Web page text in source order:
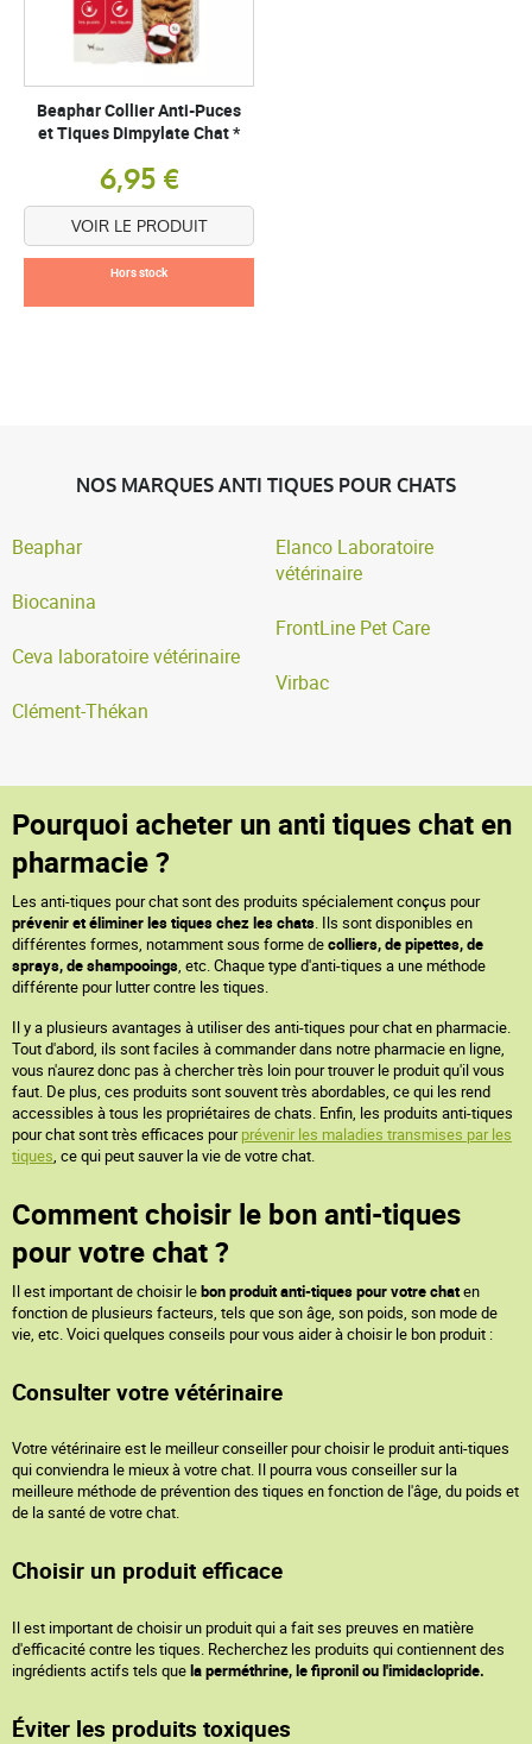
Beaphar Collier Anti-Puces
et Tiques Dimpylate Chat *
6,95 €
VOIR LE PRODUIT
Hors stock
NOS MARQUES ANTI TIQUES POUR CHATS
Beaphar
Biocanina
Ceva laboratoire vétérinaire
Clément-Thékan
Elanco Laboratoire
vétérinaire
FrontLine Pet Care
Virbac
Pourquoi acheter un anti tiques chat en
pharmacie ?
Les anti-tiques pour chat sont des produits spécialement conçus pour
prévenir et éliminer les tiques chez les chats. Ils sont disponibles en
différentes formes, notamment sous forme decolliers, de pipettes, de
sprays, de shampooings, etc. Chaque type d'anti-tiques a une méthode
différente pour lutter contre les tiques.
Il y a plusieurs avantages à utiliser des anti-tiques pour chat en pharmacie.
Tout d'abord, ils sont faciles à commander dans notre pharmacie en ligne,
vous n'aurez donc pas à chercher très loin pour trouver le produit qu'il vous
faut. De plus, ces produits sont souvent très abordables, ce qui les rend
accessibles à tous les propriétaires de chats. Enfin, les produits anti-tiques
pour chat sont très efficaces pourprévenir les maladies transmises par les
tiques, ce qui peut sauver la vie de votre chat.
Comment choisir le bon anti-tiques
pour votre chat ?
Il est important de choisir lebon produit anti-tiques pour votre chaten
fonction de plusieurs facteurs, tels que son âge, son poids, son mode de
vie, etc. Voici quelques conseils pour vous aider à choisir le bon produit :
Consulter votre vétérinaire
Votre vétérinaire est le meilleur conseiller pour choisir le produit anti-tiques
qui conviendra le mieux à votre chat. Il pourra vous conseiller sur la
meilleure méthode de prévention des tiques en fonction de l'âge, du poids et
de la santé de votre chat.
Choisir un produit efficace
Il est important de choisir un produit qui a fait ses preuves en matière
d'efficacité contre les tiques. Recherchez les produits qui contiennent des
ingrédients actifs tels quela perméthrine, le fipronil ou l'imidaclopride.
Éviter les produits toxiques